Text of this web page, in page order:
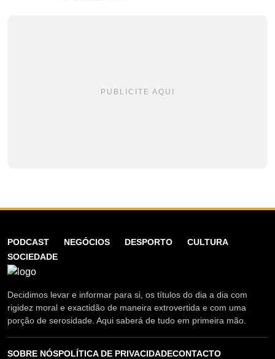
PUBLICITE AQUI
PODCAST NEGÓCIOS DESPORTO
CULTURA
SOCIEDADE
Decidimos levar e informar para si, os títulos do dia a dia com
rigidez moral e exactidão de maneira extrovertida e com uma
porção de serosidade. Aqui saberá de tudo em primeira mão.
SOBRE NÓSPOLÍTICA DE PRIVACIDADECONTACTO